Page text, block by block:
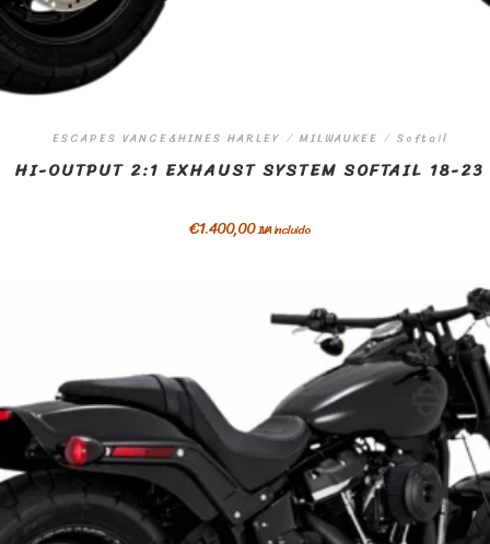
ESCAPES VANCE&HINES HARLEY / MILWAUKEE / Softail
HI-OUTPUT 2:1 EXHAUST SYSTEM SOFTAIL 18-23
€1.400,00IVA incluido